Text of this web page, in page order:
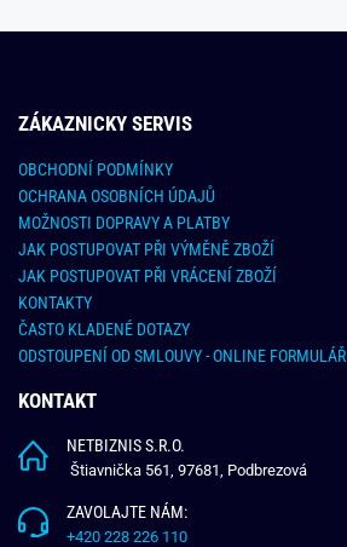
ZÁKAZNICKY SERVIS
OBCHODNÍ PODMÍNKY
OCHRANA OSOBNÍCH ÚDAJŮ
MOŽNOSTI DOPRAVY A PLATBY
JAK POSTUPOVAT PŘI VÝMĚNĚ ZBOŽÍ
JAK POSTUPOVAT PŘI VRÁCENÍ ZBOŽÍ
KONTAKTY
ČASTO KLADENÉ DOTAZY
ODSTOUPENÍ OD SMLOUVY - ONLINE FORMULÁŘ
KONTAKT
NETBIZNIS S.R.O.
Štiavnička 561, 97681, Podbrezová
ZAVOLAJTE NÁM:
+420 228 226 110